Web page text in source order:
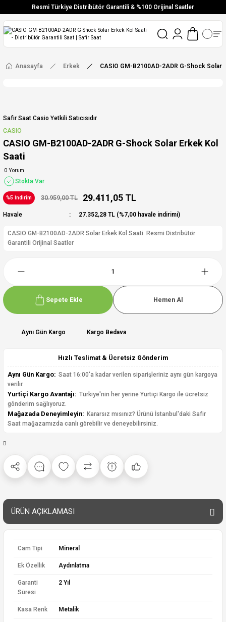
Resmi Türkiye Distribütör Garantili & %100 Orijinal Saatler
Vade Farksız 6 Taksit
Aynı Gün Stoktan Gönderim
Ücretsiz Kargo
Anasayfa Erkek CASIO GM-B2100AD-2ADR G-Shock Solar
Safir Saat Casio Yetkili Satıcısıdır
CASIO
CASIO GM-B2100AD-2ADR G-Shock Solar Erkek Kol
Saati
0 Yorum
Stokta Var
%5 İndirim 30.959,00 TL 29.411,05 TL
Havale 27.352,28 TL (%7,00 havale indirimi)
CASIO GM-B2100AD-2ADR Solar Erkek Kol Saati. Resmi Distribütör
Garantili Orijinal Saatler
Sepete Ekle Hemen Al
Aynı Gün Kargo Kargo Bedava
Hızlı Teslimat & Ücretsiz Gönderim
Aynı Gün Kargo: Saat 16:00'a kadar verilen siparişleriniz aynı gün kargoya
verilir.
Yurtiçi Kargo Avantajı: Türkiye'nin her yerine Yurtiçi Kargo ile ücretsiz
gönderim sağlıyoruz.
Mağazada Deneyimleyin: Kararsız mısınız? Ürünü İstanbul'daki Safir
Saat mağazamızda canlı görebilir ve deneyebilirsiniz.
ÜRÜN AÇIKLAMASI
Cam Tipi Mineral
Ek Özellik Aydınlatma
Garanti
Süresi
2 Yıl
Kasa Renk Metalik